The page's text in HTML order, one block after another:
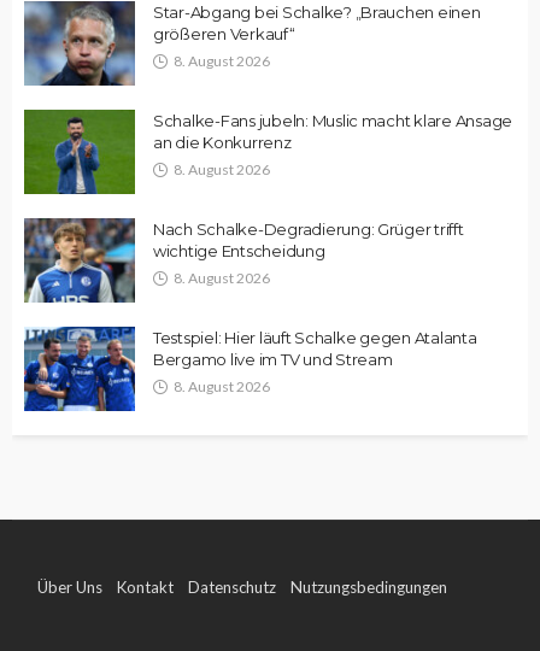
Star-Abgang bei Schalke? „Brauchen einen
größeren Verkauf“
8. August 2026
Schalke-Fans jubeln: Muslic macht klare Ansage
an die Konkurrenz
8. August 2026
Nach Schalke-Degradierung: Grüger trifft
wichtige Entscheidung
8. August 2026
Testspiel: Hier läuft Schalke gegen Atalanta
Bergamo live im TV und Stream
8. August 2026
Über Uns Kontakt Datenschutz Nutzungsbedingungen